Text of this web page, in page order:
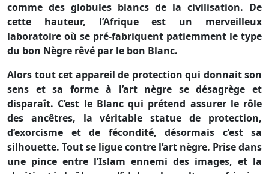
comme des globules blancs de la civilisation. De
cette hauteur, l’Afrique est un merveilleux
laboratoire où se pré-fabriquent patiemment le type
du bon Nègre rêvé par le bon Blanc.
Alors tout cet appareil de protection qui donnait son
sens et sa forme à l’art nègre se désagrège et
disparaît. C’est le Blanc qui prétend assurer le rôle
des ancêtres, la véritable statue de protection,
d’exorcisme et de fécondité, désormais c’est sa
silhouette. Tout se ligue contre l’art nègre. Prise dans
une pince entre l’Islam ennemi des images, et la